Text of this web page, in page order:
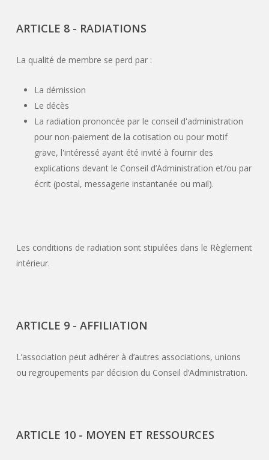
ARTICLE 8 - RADIATIONS
La qualité de membre se perd par :
La démission
Le décès
La radiation prononcée par le conseil d'administration
pour non-paiement de la cotisation ou pour motif
grave, l'intéressé ayant été invité à fournir des
explications devant le Conseil d’Administration et/ou par
écrit (postal, messagerie instantanée ou mail).
Les conditions de radiation sont stipulées dans le Règlement
intérieur.
ARTICLE 9 - AFFILIATION
L’association peut adhérer à d’autres associations, unions
ou regroupements par décision du Conseil d’Administration.
ARTICLE 10 - MOYEN ET RESSOURCES